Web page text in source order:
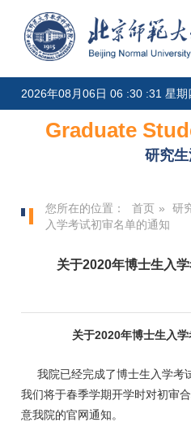
2026年08月06日 06 :30 :31 星期
Graduate
研究
您所在的位置： 首页 » 研
入学考试初审名单的通知
关于2020年博士生入
关于2020年博士生入
我院已经完成了博士生入学考
我们将于春季学期开学时对初审
意我院的官网通知。